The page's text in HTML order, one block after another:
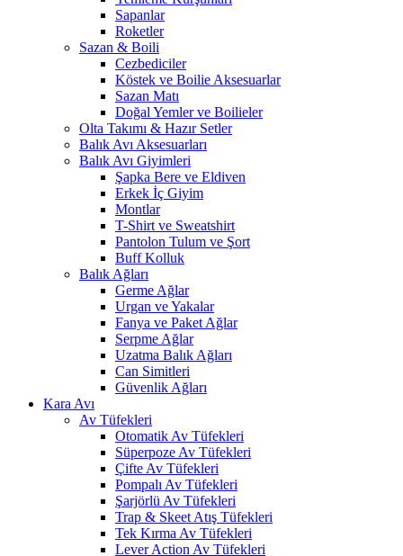
Sapanlar
Roketler
Sazan & Boili
Cezbediciler
Köstek ve Boilie Aksesuarlar
Sazan Matı
Doğal Yemler ve Boilieler
Olta Takımı & Hazır Setler
Balık Avı Aksesuarları
Balık Avı Giyimleri
Şapka Bere ve Eldiven
Erkek İç Giyim
Montlar
T-Shirt ve Sweatshirt
Pantolon Tulum ve Şort
Buff Kolluk
Balık Ağları
Germe Ağlar
Urgan ve Yakalar
Fanya ve Paket Ağlar
Serpme Ağlar
Uzatma Balık Ağları
Can Simitleri
Güvenlik Ağları
Kara Avı
Av Tüfekleri
Otomatik Av Tüfekleri
Süperpoze Av Tüfekleri
Çifte Av Tüfekleri
Pompalı Av Tüfekleri
Şarjörlü Av Tüfekleri
Trap & Skeet Atış Tüfekleri
Tek Kırma Av Tüfekleri
Lever Action Av Tüfekleri